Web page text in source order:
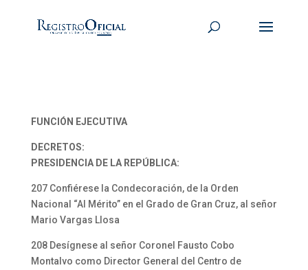
FUNCIÓN EJECUTIVA
DECRETOS:
PRESIDENCIA DE LA REPÚBLICA:
207 Confiérese la Condecoración, de la Orden
Nacional “Al Mérito” en el Grado de Gran Cruz, al señor
Mario Vargas Llosa
208 Desígnese al señor Coronel Fausto Cobo
Montalvo como Director General del Centro de